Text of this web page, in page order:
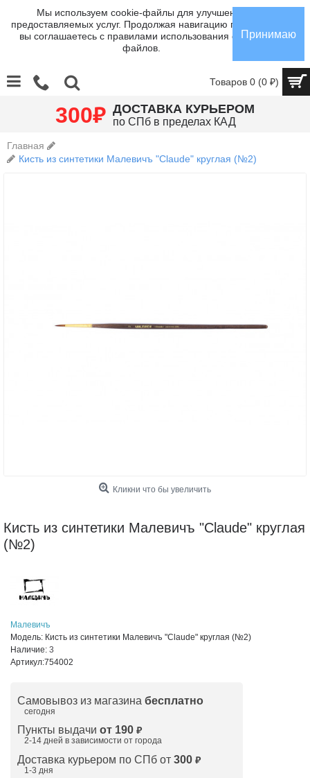
Мы используем cookie-файлы для улучшения
предоставляемых услуг. Продолжая навигацию по сайту,
вы соглашаетесь с правилами использования cookie-
файлов.
Принимаю
Товаров 0 (0 ₽)
300₽ ДОСТАВКА КУРЬЕРОМ
по СПб в пределах КАД
Главная
Кисть из синтетики Малевичъ "Claude" круглая (№2)
Кликни что бы увеличить
Кисть из синтетики Малевичъ "Claude" круглая
(№2)
Малевичъ
Модель: Кисть из синтетики Малевичъ "Claude" круглая (№2)
Наличие: 3
Артикул:754002
Самовывоз из магазина бесплатно
сегодня
Пункты выдачи от 190 ₽
2-14 дней в зависимости от города
Доставка курьером по СПб от 300 ₽
1-3 дня